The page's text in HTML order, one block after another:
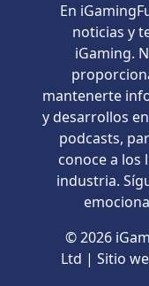
En
noticias y
iGaming.
mantenerte
y desarrollos
podcasts,
conoce a los
industria.
© 2026
Ltd | Sitio